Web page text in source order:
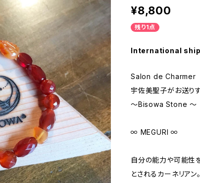
¥8,800
残り1点
International
Salon de Charmer
宇佐美聖子がお送り
〜Bisowa Stone 〜
∞ MEGURI ∞
自分の能力や可能性
とされるカーネリアン。